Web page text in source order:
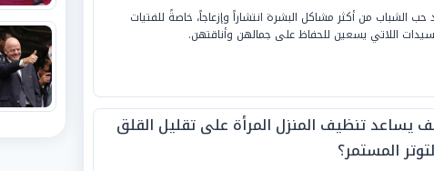
حب الشباب من أكثر مشاكل البشرة انتشاراً وإزعاجاً، خاصةً للفتيات
اللاتي يسعين للحفاظ على جمالهن وأناقتهن.
يساعد تنظيف المنزل المرأة على تقليل القلق
المستمر؟